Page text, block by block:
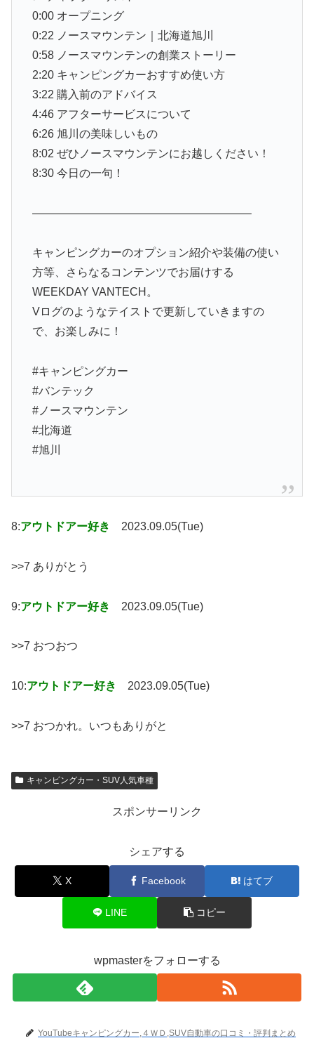
0:00 オープニング
0:22 ノースマウンテン｜北海道旭川
0:58 ノースマウンテンの創業ストーリー
2:20 キャンピングカーおすすめ使い方
3:22 購入前のアドバイス
4:46 アフターサービスについて
6:26 旭川の美味しいもの
8:02 ぜひノースマウンテンにお越しください！
8:30 今日の一句！
———————————————————–
キャンピングカーのオプション紹介や装備の使い
方等、さらなるコンテンツでお届けする
WEEKDAY VANTECH。
Vログのようなテイストで更新していきますの
で、お楽しみに！
#キャンピングカー
#バンテック
#ノースマウンテン
#北海道
#旭川
8:アウトドアー好き 2023.09.05(Tue)
>>7 ありがとう
9:アウトドアー好き 2023.09.05(Tue)
>>7 おつおつ
10:アウトドアー好き 2023.09.05(Tue)
>>7 おつかれ。いつもありがと
キャンピングカー・SUV人気車種
スポンサーリンク
シェアする
X Facebook はてブ
LINE コピー
wpmasterをフォローする
YouTubeキャンピングカー,４ＷＤ,SUV自動車の口コミ・評判まとめ